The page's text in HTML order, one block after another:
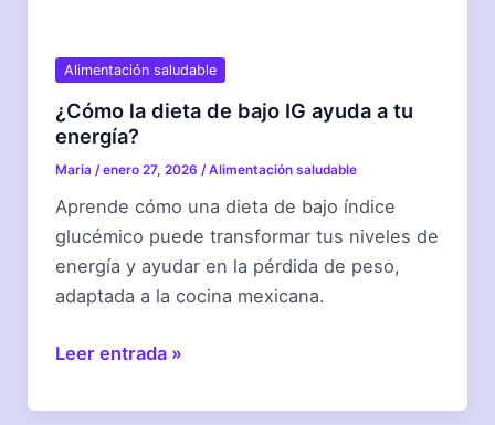
Alimentación saludable
¿Cómo la dieta de bajo IG ayuda a tu
energía?
Maria /enero 27, 2026 /Alimentación saludable
Aprende cómo una dieta de bajo índice
glucémico puede transformar tus niveles de
energía y ayudar en la pérdida de peso,
adaptada a la cocina mexicana.
¿Cómo
dieta
Leer entrada »